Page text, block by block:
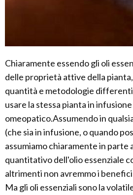
Chiaramente essendo gli oli
delle proprietà attive della
quantità e metodologie differenti
usare la stessa pianta in
omeopatico.Assumendo in
(che sia in infusione, o quando
assumiamo chiaramente in parte
quantitativo dell'olio essenziale
altrimenti non avremmo i
Ma gli oli essenziali sono la